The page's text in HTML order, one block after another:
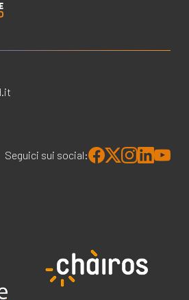
Seguici sui social: